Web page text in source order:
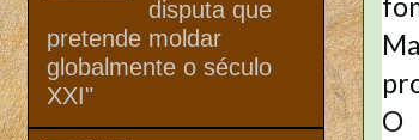
O
disputa que
pretende moldar
globalmente o século
XXI"